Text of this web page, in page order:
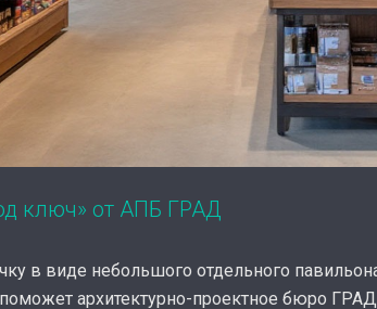
ключ» от АПБ ГРАД
в виде небольшого отдельного
архитектурно-проектное бюро